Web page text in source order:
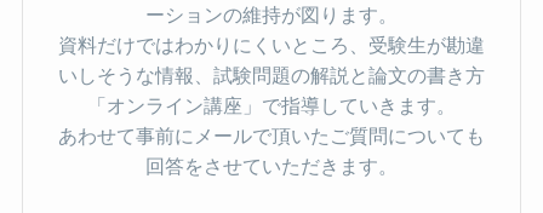
ーションの維持が図ります。
資料だけではわかりにくいところ、受験生が勘違
いしそうな情報、試験問題の解説と論文の書き方
「オンライン講座」で指導していきます。
あわせて事前にメールで頂いたご質問についても
回答をさせていただきます。